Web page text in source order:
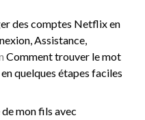
des comptes Netflix en
Assistance,
Comment trouver le mot
quelques étapes faciles
mon fils avec